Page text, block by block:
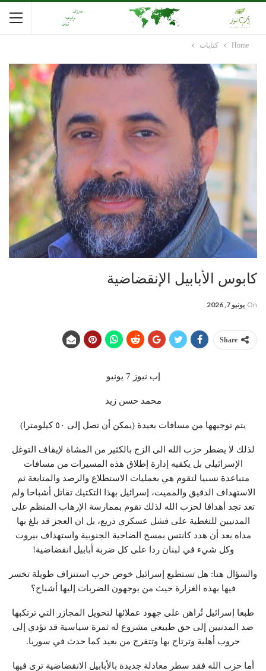
Home كتابات
كابوس الأبابيل الإنقضاضية
On يونيو 7, 2026
Share
إب نيوز 7 يونيو
محمد حسن زيد
يتم توجيهها من مسافات بعيدة (يمكن أن تصل إلى ٥٠ كيلومترا)
لذلك لا يضطر حزب الله الى الزج بالكثير من المشاة لإيقاف التوغل
الإسرائيلي بل يكفيه إدارة إطلاق هذه المسيرات من مسافات
متباعدة نسبيا لتقوم هي بعمليات الاستطلاع والرصد والمتابعة ثم
الاستهداف الدقيق والمميت، إسرائيل بهذا التكتيك تقاتل أشباحا ولم
تعد تجد أهدافا لحزب الله لذلك تقوم بممارسة الإرهاب المنظم على
المدنيين للتغطية على فشل عسكري ذريع، بل ان العجز قد بلغ بها
مداه بعد أن هدد كانتس بمسح الضاحية الجنوبية واستهداف بيروت
وكل شيء في لبنان ردا على كل ضربة أبابيل انقضاضية!
والسؤال هنا: هل تستطيع إسرائيل خوض حرب استنزاف طويلة تخسر
فيها بهذه الغزارة حيث من يوجهون الضربات إليها أشباح؟
طبعا إسرائيل تُراهن على جهود عملائها لتحويل المجازر التي ترتكبها
ضد المدنيين إلى حق طبيعي مشروع له ثمرة سياسية قد تؤدي إلى
حروب أهلية وترتاح بها وتتفرج من بعيد كما حدث في سوريا.
أما حزب الله فقد سطر معادلة جديدة بالأبابيل الانقضاضية ترى فيها